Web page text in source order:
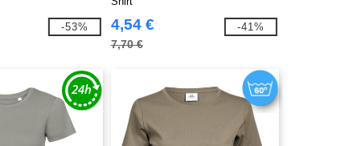
-53% 4,54 €
7,70 €
-41%